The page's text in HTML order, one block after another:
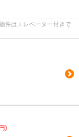
件はエレベーター付きで
)